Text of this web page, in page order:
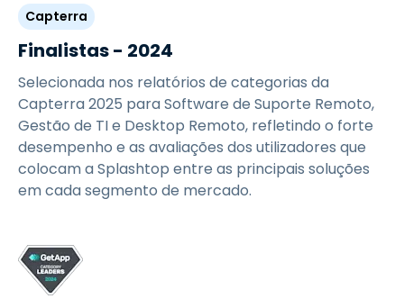
Capterra
Finalistas - 2024
Selecionada nos relatórios de categorias da
Capterra 2025 para Software de Suporte Remoto,
Gestão de TI e Desktop Remoto, refletindo o forte
desempenho e as avaliações dos utilizadores que
colocam a Splashtop entre as principais soluções
em cada segmento de mercado.